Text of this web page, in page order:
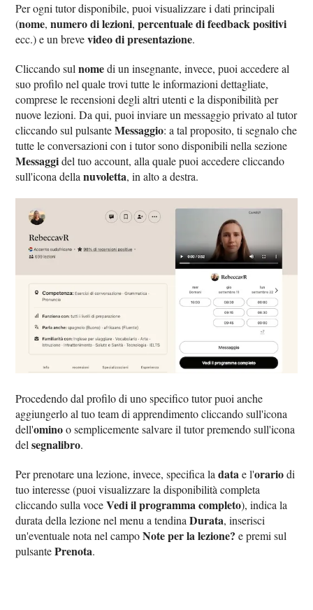
Per ogni tutor disponibile, puoi visualizzare i dati principali
(nome,numero di lezioni,percentuale di feedback positivi
ecc.) e un brevevideo di presentazione.
Cliccando sulnomedi un insegnante, invece, puoi accedere al
suo profilo nel quale trovi tutte le informazioni dettagliate,
comprese le recensioni degli altri utenti e la disponibilità per
nuove lezioni. Da qui, puoi inviare un messaggio privato al tutor
cliccando sul pulsanteMessaggio: a tal proposito, ti segnalo che
tutte le conversazioni con i tutor sono disponibili nella sezione
Messaggidel tuo account, alla quale puoi accedere cliccando
sull'icona dellanuvoletta, in alto a destra.
Procedendo dal profilo di uno specifico tutor puoi anche
aggiungerlo al tuo team di apprendimento cliccando sull'icona
dell'ominoo semplicemente salvare il tutor premendo sull'icona
delsegnalibro.
Per prenotare una lezione, invece, specifica ladatae l'orariodi
tuo interesse (puoi visualizzare la disponibilità completa
cliccando sulla voceVedi il programma completo), indica la
durata della lezione nel menu a tendinaDurata, inserisci
un'eventuale nota nel campoNote per la lezione? e premi sul
pulsantePrenota.